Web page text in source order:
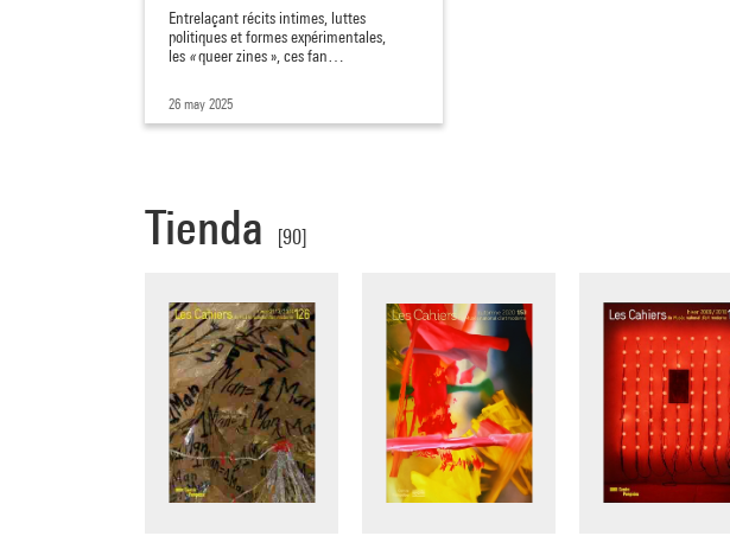
Entrelaçant récits intimes, luttes
politiques et formes expérimentales,
les «queer zines », ces fan…
26 may 2025
Tienda [90]